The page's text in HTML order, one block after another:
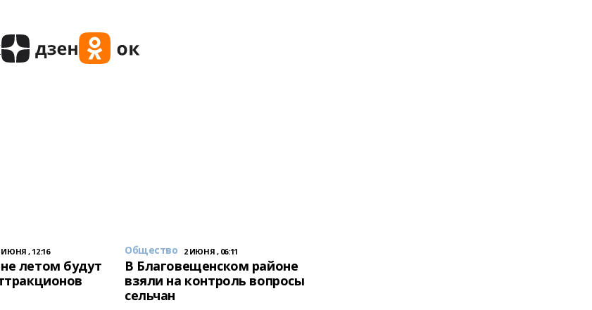
ИЮНЯ , 12:16
летом будут
Общество 2 ИЮНЯ , 06:11
В Благовещенском районе
взяли на контроль вопросы
сельчан